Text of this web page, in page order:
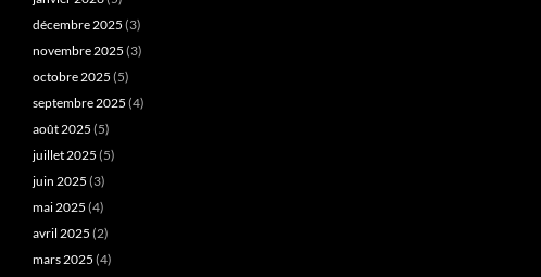
décembre 2025 (3)
novembre 2025 (3)
octobre 2025 (5)
septembre 2025 (4)
août 2025 (5)
juillet 2025 (5)
juin 2025 (3)
mai 2025 (4)
avril 2025 (2)
mars 2025 (4)